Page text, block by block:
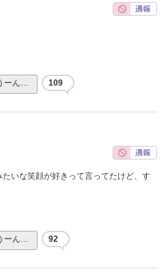
ーん… 109
いな笑顔が好きって言ってたけど、す
ーん… 92